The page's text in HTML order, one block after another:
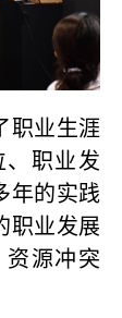
职业生涯
职业发
年的实践
职业发展
源冲突